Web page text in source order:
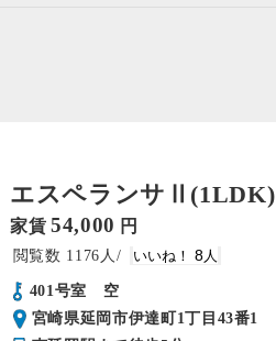
エスペランサⅡ(1LDK)
家賃 54,000 円
1176
8
401号室 空
宮崎県延岡市伊達町1丁目43番1